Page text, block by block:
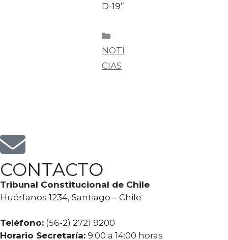
D-19”.
NOTI
CIAS
CONTACTO
Tribunal Constitucional de Chile
Huérfanos 1234, Santiago – Chile
Teléfono: (56-2) 2721 9200
Horario Secretaría: 9:00 a 14:00 horas